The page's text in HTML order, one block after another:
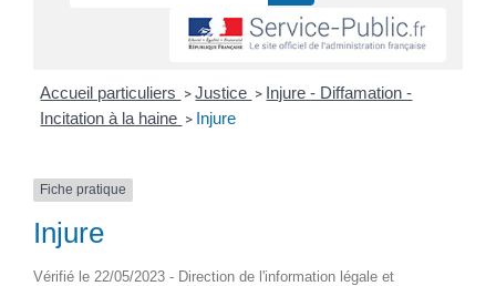
Accueil particuliers > Justice > Injure - Diffamation -
Incitation à la haine > Injure
Fiche pratique
Injure
Vérifié le 22/05/2023 - Direction de l'information légale et